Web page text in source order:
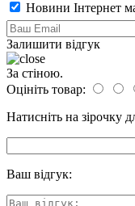
Новини Інтернет
Залишити відгук
За стіною.
Оцініть товар:
Натисніть на зірочку
Ваш відгук: